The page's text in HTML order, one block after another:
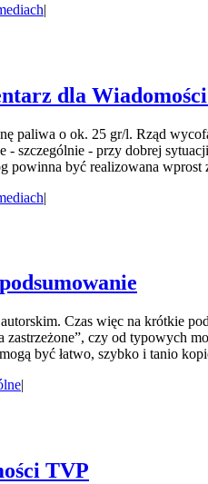
|
dla
paliwa o ok. 25 gr/l. Rząd
szczególnie - przy dobrej
być realizowana wprost
|
Czas więc na krótkie
czy od typowych
być łatwo, szybko i tanio
|
TVP